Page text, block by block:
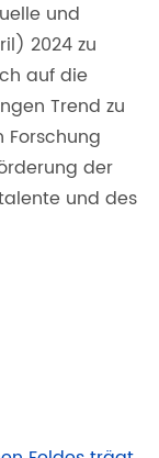
und
2024 zu
auf die
Trend zu
der
und des